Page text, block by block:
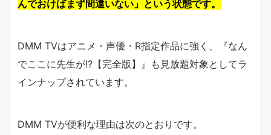
んでおけばまず間違いない」という状態です。
DMM TVはアニメ・声優・R指定作品に強く、『なん
でここに先生が!?【完全版】』も見放題対象としてラ
インナップされています。
DMM TVが便利な理由は次のとおりです。